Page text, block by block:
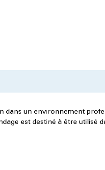
dans un environnement
est destiné à être utilisé